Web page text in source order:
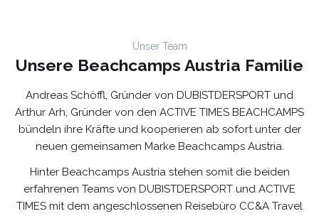
Unser Team
Unsere Beachcamps Austria Familie
Andreas Schöffl, Gründer von DUBISTDERSPORT und
Arthur Arh, Gründer von den ACTIVE TIMES BEACHCAMPS
bündeln ihre Kräfte und kooperieren ab sofort unter der
neuen gemeinsamen Marke Beachcamps Austria.
Hinter Beachcamps Austria stehen somit die beiden
erfahrenen Teams von DUBISTDERSPORT und ACTIVE
TIMES mit dem angeschlossenen Reisebüro CC&A Travel